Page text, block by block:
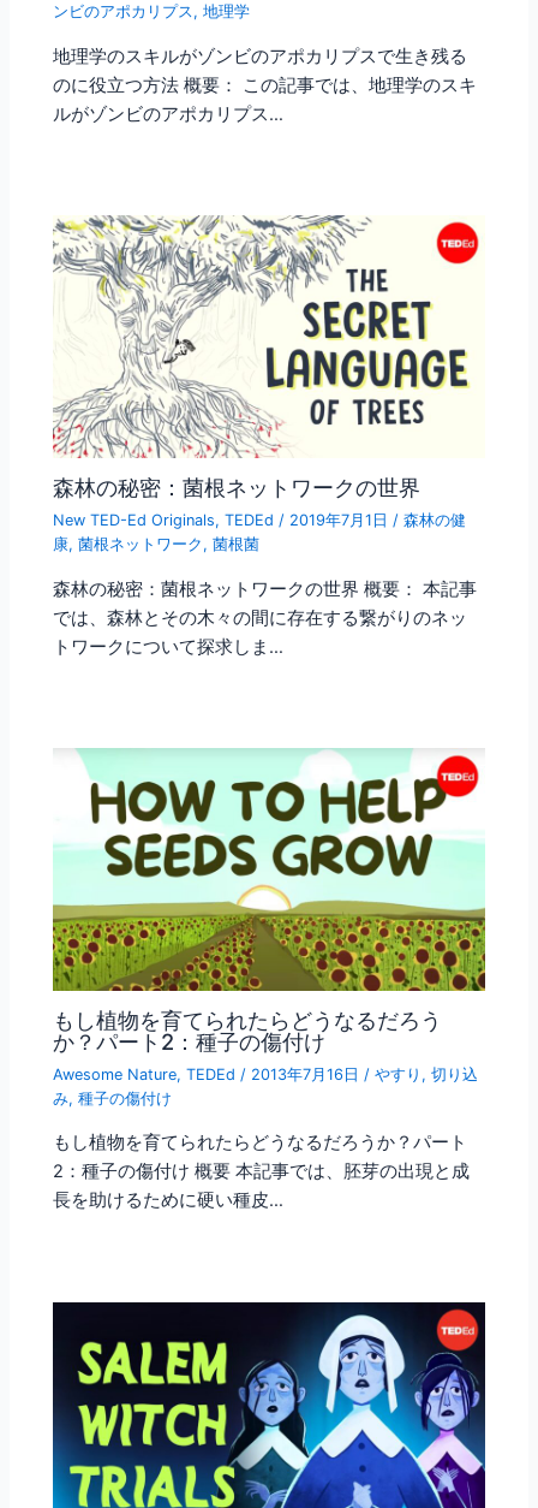
ンビのアポカリプス,地理学
地理学のスキルがゾンビのアポカリプスで生き残る
のに役立つ方法 概要： この記事では、地理学のスキ
ルがゾンビのアポカリプス…
森林の秘密：菌根ネットワークの世界
New TED-Ed Originals,TEDEd / 2019年7月1日 /森林の健
康,菌根ネットワーク ,菌根菌
森林の秘密：菌根ネットワークの世界 概要： 本記事
では、森林とその木々の間に存在する繋がりのネッ
トワークについて探求しま…
もし植物を育てられたらどうなるだろう
か？パート2：種子の傷付け
Awesome Nature,TEDEd / 2013年7月16日 /やすり ,切り込
み,種子の傷付け
もし植物を育てられたらどうなるだろうか？パート
2：種子の傷付け 概要 本記事では、胚芽の出現と成
長を助けるために硬い種皮…